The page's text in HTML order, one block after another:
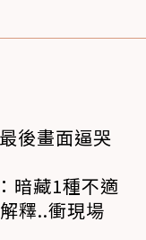
後畫面逼哭
暗藏1種不適
釋..衝現場